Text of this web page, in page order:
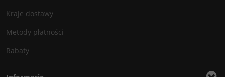
Kraje dostawy
Metody płatności
Rabaty